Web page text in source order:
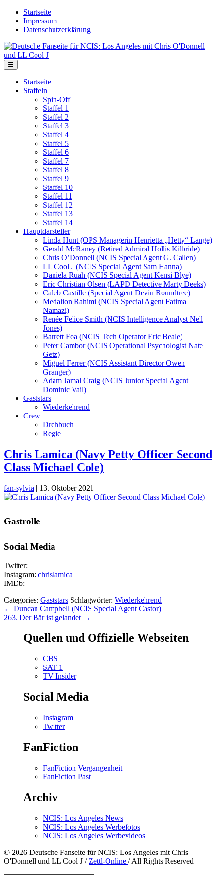
Skip
Startseite
Impressum
Datenschutzerklärung
Deutsche
Fanseite
für
NCIS:
Angeles
O'Donnell
☰
Startseite
Staffeln
Spin-Off
Staffel 1
Staffel 2
Staffel 3
Staffel 4
Staffel 5
Staffel 6
Staffel 7
Staffel 8
Staffel 9
Staffel 10
Staffel 11
Staffel 12
Staffel 13
Staffel 14
Hauptdarsteller
Linda Hunt (OPS Managerin Henrietta „Hetty“ Lange)
Gerald McRaney (Retired Admiral Hollis Kilbride)
Chris O’Donnell (NCIS Special Agent G. Callen)
LL Cool J (NCIS Special Agent Sam Hanna)
Daniela Ruah (NCIS Special Agent Kensi Blye)
Eric Christian Olsen (LAPD Detective Marty Deeks)
Caleb Castille (Special Agent Devin Roundtree)
Medalion Rahimi (NCIS Special Agent Fatima
Namazi)
Renée Felice Smith (NCIS Intelligence Analyst Nell
Jones)
Barrett Foa (NCIS Tech Operator Eric Beale)
Peter Cambor (NCIS Operational Psychologist Nate
Getz)
Miguel Ferrer (NCIS Assistant Director Owen
Granger)
Adam Jamal Craig (NCIS Junior Special Agent
Dominic Vail)
Gaststars
Wiederkehrend
Crew
Drehbuch
Regie
Chris Lamica (Navy Petty Officer Second
Class Michael Cole)
fan-sylvia | 13. Oktober 2021
Gastrolle
Social Media
Twitter:
Instagram: chrislamica
IMDb:
Categories: Gaststars Schlagwörter: Wiederkehrend
Beitragsnavigation
← Duncan Campbell (NCIS Special Agent Castor)
263. Der Bär ist gelandet →
Quellen und Offizielle Webseiten
CBS
SAT 1
TV Insider
Social Media
Instagram
Twitter
FanFiction
FanFiction Vergangenheit
FanFiction Past
Archiv
NCIS: Los Angeles News
NCIS: Los Angeles Werbefotos
NCIS: Los Angeles Werbevideos
© 2026 Deutsche Fanseite für NCIS: Los Angeles mit Chris
O'Donnell und LL Cool J / Zettl-Online / All Rights Reserved